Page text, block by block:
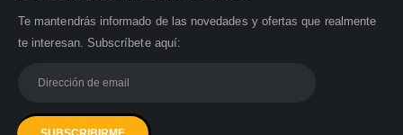
Te mantendrás informado de las novedades y ofertas que realmente
te interesan. Subscríbete aquí: